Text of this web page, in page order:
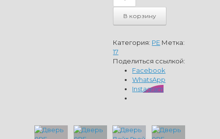
товара
PE
ст.атриум
серебро
2000*800
черная
В корзину
Категория: PE Метка:
17
Поделиться ссылкой:
Facebook
WhatsApp
Instagram